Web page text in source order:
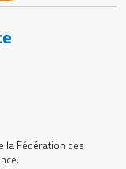
la Fédération des